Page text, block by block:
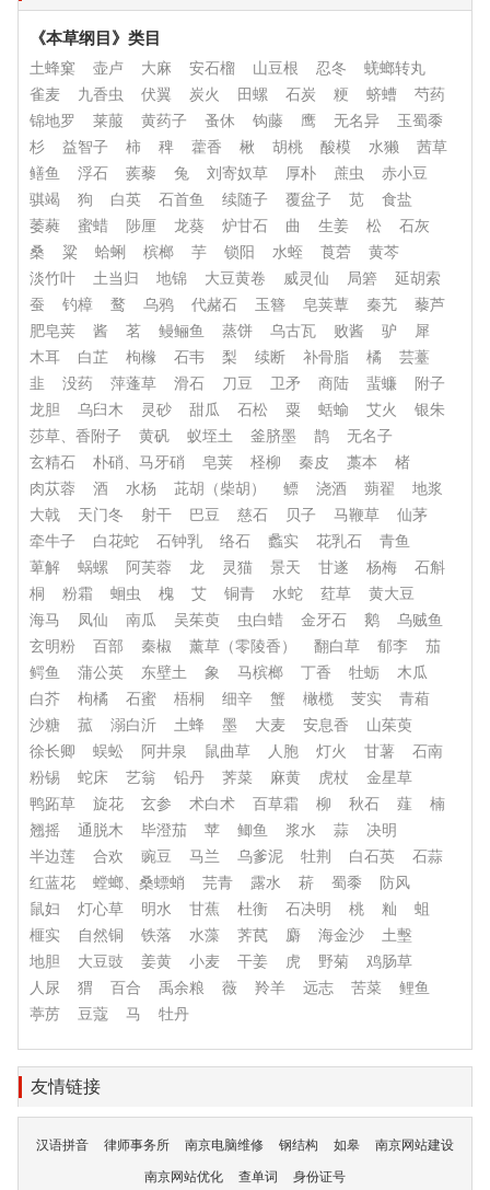
《本草纲目》类目
土蜂窠 壶卢 大麻 安石榴 山豆根 忍冬
蜣螂转丸
雀麦
九香虫 伏翼 炭火 田螺 石炭 粳 蛴螬
芍药
锦地罗
莱菔 黄药子 蚤休 钩藤 鹰 无名异
玉蜀黍
杉
益智子 柿 稗 藿香 楸 胡桃 酸模 水獭
茜草
鳝鱼
浮石 蒺藜 兔 刘寄奴草 厚朴 蔗虫
赤小豆
骐竭
狗 白英 石首鱼 续随子 覆盆子 苋
食盐
萎蕤
蜜蜡 陟厘 龙葵 炉甘石 曲 生姜 松
石灰
桑
粱 蛤蜊 槟榔 芋 锁阳 水蛭 莨菪
黄芩
淡竹叶
土当归 地锦 大豆黄卷 威灵仙 局箬
延胡索
蚕
钓樟 鹜 乌鸦 代赭石 玉簪 皂荚蕈 秦艽
藜芦
肥皂荚
酱 茗 鳗鲡鱼 蒸饼 乌古瓦 败酱 驴
犀
木耳
白芷 枸橼 石韦 梨 续断 补骨脂 橘
芸薹
韭
没药 萍蓬草 滑石 刀豆 卫矛 商陆 蜚蠊
附子
龙胆
乌臼木 灵砂 甜瓜 石松 粟 蛞蝓 艾火
银朱
莎草、香附子
黄矾 蚁垤土 釜脐墨 鹊
无名子
玄精石
朴硝、马牙硝 皂荚 柽柳 秦皮 藁本
楮
肉苁蓉
酒 水杨 茈胡（柴胡） 鳔 浇酒 蒴翟
地浆
大戟
天门冬 射干 巴豆 慈石 贝子 马鞭草
仙茅
牵牛子
白花蛇 石钟乳 络石 蠡实 花乳石
青鱼
萆解
蜗螺 阿芙蓉 龙 灵猫 景天 甘遂 杨梅
石斛
桐
粉霜 蛔虫 槐 艾 铜青 水蛇 荭草
黄大豆
海马
凤仙 南瓜 吴茱萸 虫白蜡 金牙石 鹅
乌贼鱼
玄明粉
百部 秦椒 薰草（零陵香） 翻白草 郁李
茄
鳄鱼
蒲公英 东壁土 象 马槟榔 丁香 牡蛎
木瓜
白芥
枸橘 石蜜 梧桐 细辛 蟹 橄榄 芰实
青葙
沙糖
菰 溺白沂 土蜂 墨 大麦 安息香
山茱萸
徐长卿
蜈蚣 阿井泉 鼠曲草 人胞 灯火 甘薯
石南
粉锡
蛇床 艺翁 铅丹 荠菜 麻黄 虎杖
金星草
鸭跖草
旋花 玄参 术白术 百草霜 柳 秋石 薤
楠
翘摇
通脱木 毕澄茄 苹 鲫鱼 浆水 蒜
决明
半边莲
合欢 豌豆 马兰 乌爹泥 牡荆 白石英
石蒜
红蓝花
螳螂、桑螵蛸 芫青 露水 菥 蜀黍
防风
鼠妇
灯心草 明水 甘蕉 杜衡 石决明 桃 籼
蛆
榧实
自然铜 铁落 水藻 荠苠 麝 海金沙
土墼
地胆
大豆豉 姜黄 小麦 干姜 虎 野菊
鸡肠草
人尿
猬 百合 禹余粮 薇 羚羊 远志 苦菜
鲤鱼
葶苈
豆蔻 马 牡丹
友情链接
汉语拼音 律师事务所 南京电脑维修 钢结构 如皋 南京网站建设
南京网站优化 查单词 身份证号